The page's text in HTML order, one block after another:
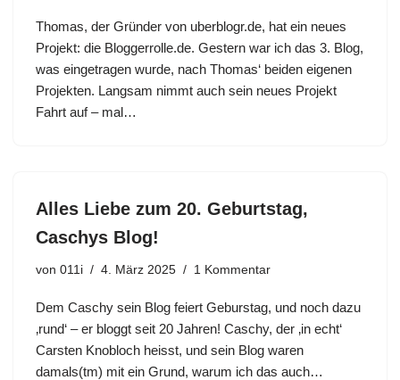
Thomas, der Gründer von uberblogr.de, hat ein neues
Projekt: die Bloggerrolle.de. Gestern war ich das 3. Blog,
was eingetragen wurde, nach Thomas‘ beiden eigenen
Projekten. Langsam nimmt auch sein neues Projekt
Fahrt auf – mal…
Alles Liebe zum 20. Geburtstag,
Caschys Blog!
von 011i 4. März 2025 1 Kommentar
Dem Caschy sein Blog feiert Geburstag, und noch dazu
‚rund‘ – er bloggt seit 20 Jahren! Caschy, der ‚in echt‘
Carsten Knobloch heisst, und sein Blog waren
damals(tm) mit ein Grund, warum ich das auch…